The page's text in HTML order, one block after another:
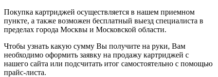
Покупка картриджей осуществляется в нашем приемном
пункте, а также возможен бесплатный выезд специалиста в
пределах города Москвы и Московской области.
Чтобы узнать какую сумму Вы получите на руки, Вам
необходимо оформить заявку на продажу картриджей с
нашего сайта или подсчитать итог самостоятельно с помощью
прайс-листа.